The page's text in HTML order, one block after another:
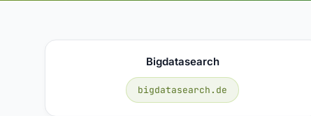
Bigdatasearch
bigdatasearch.de